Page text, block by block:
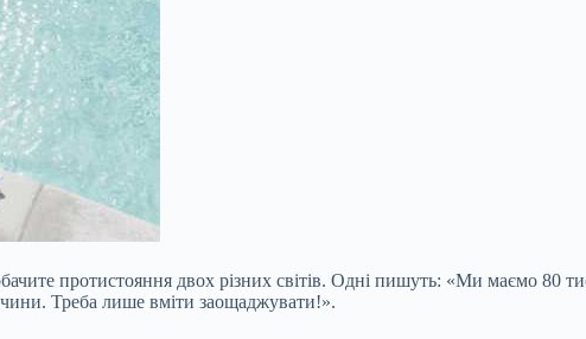
протистояння двох різних світів. Одні пишуть: «Ми маємо 80
Треба лише вміти заощаджувати!».